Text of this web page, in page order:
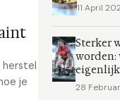
herstel
je
11 April
Sterker
worden:
28